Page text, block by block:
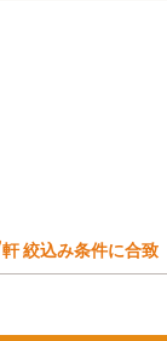
軒 絞込み条件に合致